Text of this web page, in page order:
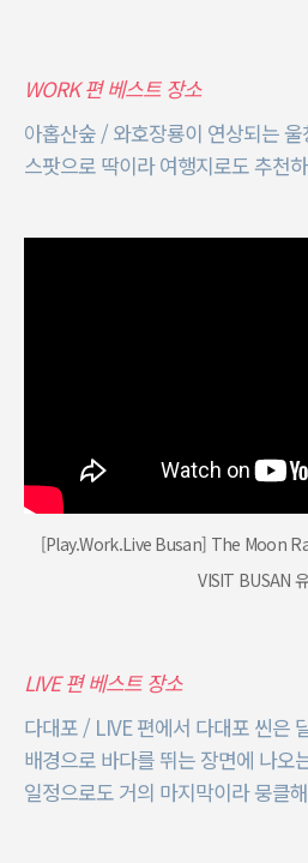
WORK 편 베스트 장소
아홉산숲 / 와호장룡이 연상되는
스팟으로 딱이라 여행지로도 추천
[Play.Work.Live Busan] The Moon
VISIT BUSAN
LIVE 편 베스트 장소
다대포 / LIVE 편에서 다대포 씬은
배경으로 바다를 뛰는 장면에 나오
일정으로도 거의 마지막이라 뭉클